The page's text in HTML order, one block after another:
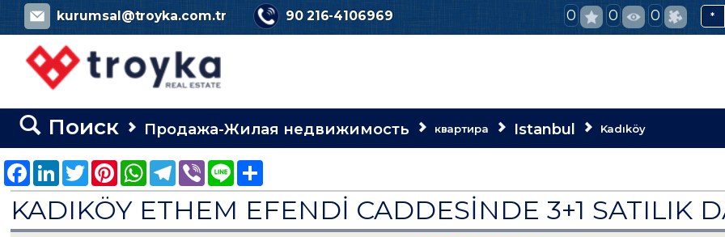
kurumsal@troyka.com.tr 90 216-4106969 0 0 0 *
Поиск Продажа-Жилая недвижимость квартира Istanbul Kadıköy
Facebook
LinkedInTwitterPinterestWhatsAppTelegram
Viber Line Share
KADIKÖY ETHEM EFENDİ CADDESİNDE 3+1 SATILIK